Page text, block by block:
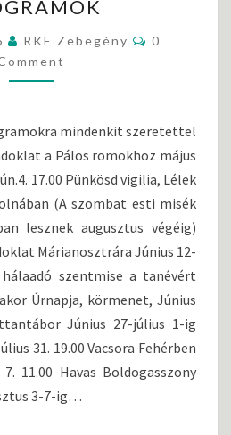
Y
Á
Z
K
Z
S
S
É
G
P
R
O
G
R
M
O
RKE Zebegény
C
O
S
0
mindenkit szeretettel
a Pálos romokhoz május
17.00 Pünkösd vigilia, Lélek
(A szombat esti misék
lesznek augusztus végéig)
Márianosztrára Június 12-
szentmise a tanévért
Úrnapja, körmenet, Június
Június 27-július 1-ig
31. 19.00 Vacsora Fehérben
11.00 Havas Boldogasszony
3-7-ig…